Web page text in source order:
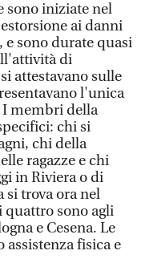
sono iniziate nel
ai danni
e sono durate quasi
di
si attestavano sulle
l'unica
I membri della
chi si
chi della
ragazze e chi
in Riviera o di
si trova ora nel
quattro sono agli
e Cesena. Le
assistenza fisica e